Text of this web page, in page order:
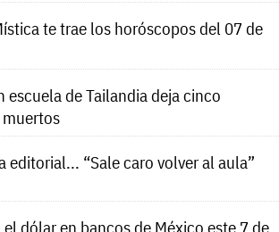
te trae los horóscopos del 07 de
escuela de Tailandia deja cinco
editorial... “Sale caro volver al aula”
dólar en bancos de México este 7 de